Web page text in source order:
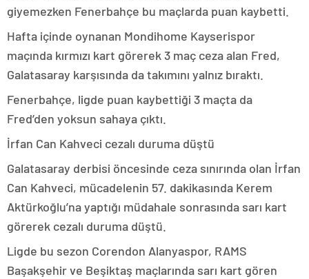
giyemezken Fenerbahçe bu maçlarda puan kaybetti.
Hafta içinde oynanan Mondihome Kayserispor
maçında kırmızı kart görerek 3 maç ceza alan Fred,
Galatasaray karşısında da takımını yalnız bıraktı.
Fenerbahçe, ligde puan kaybettiği 3 maçta da
Fred’den yoksun sahaya çıktı.
İrfan Can Kahveci cezalı duruma düştü
Galatasaray derbisi öncesinde ceza sınırında olan İrfan
Can Kahveci, mücadelenin 57. dakikasında Kerem
Aktürkoğlu’na yaptığı müdahale sonrasında sarı kart
görerek cezalı duruma düştü.
Ligde bu sezon Corendon Alanyaspor, RAMS
Başakşehir ve Beşiktaş maçlarında sarı kart gören